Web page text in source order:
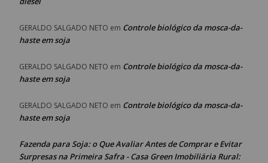
GERALDO SALGADO NETO em Controle biológico da mosca-da-
haste em soja
GERALDO SALGADO NETO em Controle biológico da mosca-da-
haste em soja
GERALDO SALGADO NETO em Controle biológico da mosca-da-
haste em soja
Fazenda para Soja: o Que Avaliar Antes de Comprar e Evitar
Surpresas na Primeira Safra - Casa Green Imobiliária Rural: